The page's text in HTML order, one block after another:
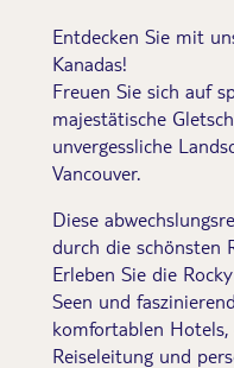
Entdecken Sie mit
Kanadas!
Freuen Sie sich auf
majestätische
unvergessliche
Vancouver.
Diese
durch die schönsten
Erleben Sie die
Seen und
komfortablen Hotels,
Reiseleitung und